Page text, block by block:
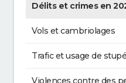
Délits et crimes en
Vols et cambriolages
Trafic et usage de